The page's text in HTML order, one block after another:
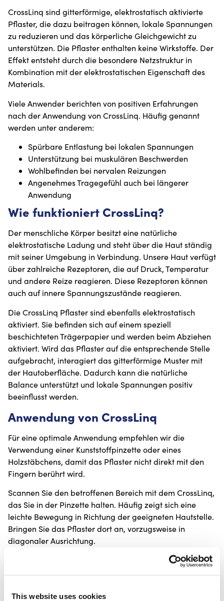
This website uses cookies
CrossLinq sind gitterförmige, elektrostatisch aktivierte
Pflaster, die dazu beitragen können, lokale Spannungen
zu reduzieren und das körperliche Gleichgewicht zu
unterstützen. Die Pflaster enthalten keine Wirkstoffe. Der
Effekt entsteht durch die besondere Netzstruktur in
Kombination mit der elektrostatischen Eigenschaft des
Materials.
Viele Anwender berichten von positiven Erfahrungen
nach der Anwendung von CrossLinq. Häufig genannt
werden unter anderem:
Spürbare Entlastung bei lokalen Spannungen
Unterstützung bei muskulären Beschwerden
Wohlbefinden bei nervalen Reizungen
Angenehmes Tragegefühl auch bei längerer
Anwendung
Wie funktioniert CrossLinq?
Der menschliche Körper besitzt eine natürliche
elektrostatische Ladung und steht über die Haut ständig
mit seiner Umgebung in Verbindung. Unsere Haut verfügt
über zahlreiche Rezeptoren, die auf Druck, Temperatur
und andere Reize reagieren. Diese Rezeptoren können
auch auf innere Spannungszustände reagieren.
Die CrossLinq Pflaster sind ebenfalls elektrostatisch
aktiviert. Sie befinden sich auf einem speziell
beschichteten Trägerpapier und werden beim Abziehen
aktiviert. Wird das Pflaster auf die entsprechende Stelle
aufgebracht, interagiert das gitterförmige Muster mit
der Hautoberfläche. Dadurch kann die natürliche
Balance unterstützt und lokale Spannungen positiv
beeinflusst werden.
Anwendung von CrossLinq
Für eine optimale Anwendung empfehlen wir die
Verwendung einer Kunststoffpinzette oder eines
Holzstäbchens, damit das Pflaster nicht direkt mit den
Fingern berührt wird.
Scannen Sie den betroffenen Bereich mit dem CrossLinq,
das Sie in der Pinzette halten. Häufig zeigt sich eine
leichte Bewegung in Richtung der geeigneten Hautstelle.
Bringen Sie das Pflaster dort an, vorzugsweise in
diagonaler Ausrichtung.
CrossLinq kann je nach Beschwerdebild über einen
spätestens einer Woche zu ersetzen. Sollte sich das